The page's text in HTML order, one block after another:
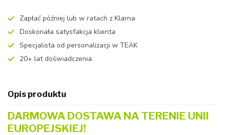
Zapłać później lub w ratach z Klarna
Doskonała satysfakcja klienta
Specjalista od personalizacji w TEAK
20+ lat doświadczenia
Opis produktu
DARMOWA DOSTAWA NA TERENIE UNII
EUROPEJSKIEJ!